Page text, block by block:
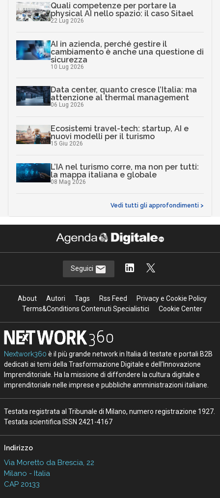
Quali competenze per portare la
physical AI nello spazio: il caso Sitael
22 Lug 2026
AI in azienda, perché gestire il
cambiamento è anche una questione di
sicurezza
10 Lug 2026
Data center, quanto cresce l’Italia: ma
attenzione al thermal management
06 Lug 2026
Ecosistemi travel-tech: startup, AI e
nuovi modelli per il turismo
15 Giu 2026
L’IA nel turismo corre, ma non per tutti:
la mappa italiana e globale
08 Mag 2026
Vedi tutti gli approfondimenti >
Seguici
About Autori Tags Rss Feed
Privacy e Cookie Policy
Terms&Conditions Contenuti Specialistici
Cookie Center
Nextwork360 è il più grande network in Italia di testate e portali B2B
dedicati ai temi della Trasformazione Digitale e dell’Innovazione
Imprenditoriale. Ha la missione di diffondere la cultura digitale e
imprenditoriale nelle imprese e pubbliche amministrazioni italiane.
Testata registrata al Tribunale di Milano, numero registrazione 1927.
Testata scientifica ISSN 2421-4167
Indirizzo
Via Moretto da Brescia, 22
Milano - Italia
CAP 20133